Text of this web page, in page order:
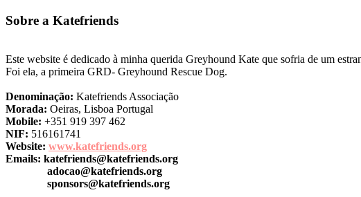
Sobre a Katefriends
Este website é dedicado à minha querida Greyhound Kate que sofria de um
Foi ela, a primeira GRD- Greyhound Rescue Dog.
Denominação: Katefriends Associação
Morada: Oeiras, Lisboa Portugal
Mobile: +351 919 397 462
NIF: 516161741
Website: www.katefriends.org
Emails: katefriends@katefriends.org
adocao@katefriends.org
sponsors@katefriends.org